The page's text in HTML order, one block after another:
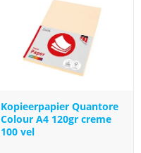
Kopieerpapier Quantore
Colour A4 120gr creme
100 vel